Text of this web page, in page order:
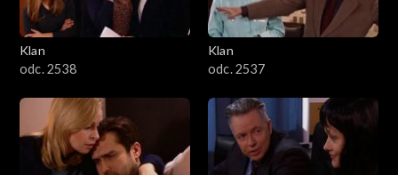
Klan
odc. 2538
Klan
odc. 2537